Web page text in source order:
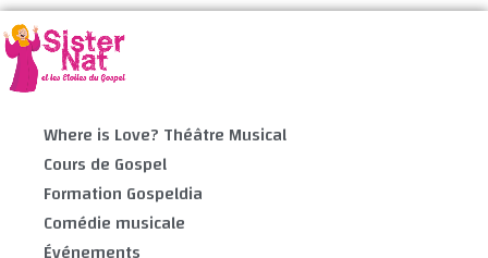
Where is Love? Théâtre Musical
Cours de Gospel
Formation Gospeldia
Comédie musicale